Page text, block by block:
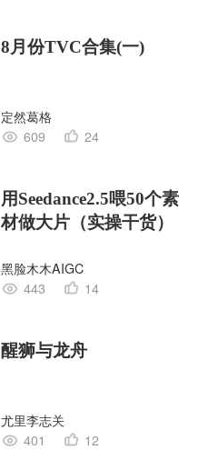
8月份TVC合集(一)
定然葛格
609
24
用Seedance2.5喂50个素
材做大片（实操干货）
黑脸木木AIGC
443
14
醒狮与龙舟
尤里李志关
401
12